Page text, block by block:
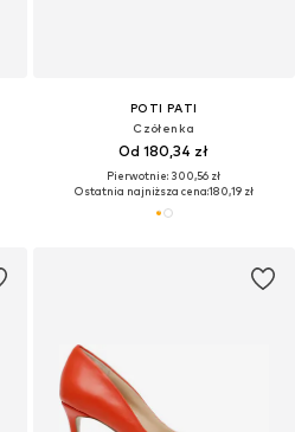
POTI PATI
Czółenka
Od 180,34 zł
Pierwotnie: 300,56 zł
Ostatnia najniższa cena:180,19 zł